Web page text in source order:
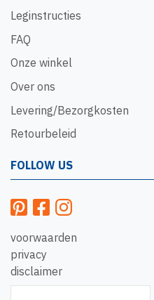
Leginstructies
FAQ
Onze winkel
Over ons
Levering/Bezorgkosten
Retourbeleid
FOLLOW US
voorwaarden
privacy
disclaimer